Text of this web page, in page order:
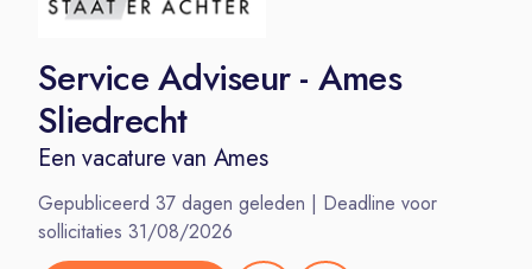
Service Adviseur - Ames
Sliedrecht
Een vacature van Ames
Gepubliceerd 37 dagen geleden | Deadline voor
sollicitaties 31/08/2026